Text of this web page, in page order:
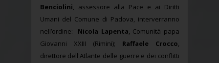
Benciolini, assessore alla Pace e ai Diritti
Umani del Comune di Padova, interverranno
nell’ordine: Nicola Lapenta, Comunità papa
Giovanni XXIII (Rimini); Raffaele Crocco,
direttore dell'Atlante delle guerre e dei conflitti